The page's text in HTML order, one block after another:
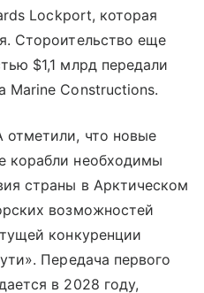
Lockport, которая
Стороительство еще
$1,1 млрд передали
Marine Constructions.
что новые
корабли необходимы
страны в Арктическом
возможностей
конкуренции
Передача первого
в 2028 году,